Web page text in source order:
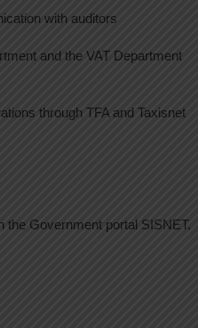
with auditors
and the VAT Department
through TFA and Taxisnet
the Government portal SISNET.